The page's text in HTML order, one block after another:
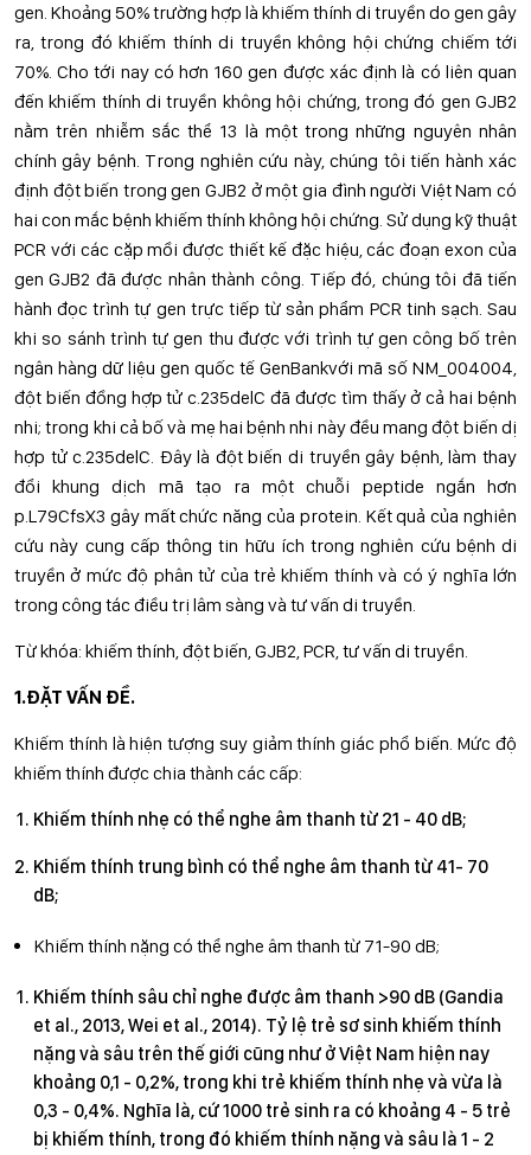
gen. Khoảng 50% trường hợp là khiếm thính di truyền do gen gây
ra, trong đó khiếm thính di truyền không hội chứng chiếm tới
70%. Cho tới nay có hơn 160 gen được xác định là có liên quan
đến khiếm thính di truyền không hội chứng, trong đó gen GJB2
nằm trên nhiễm sắc thể 13 là một trong những nguyên nhân
chính gây bệnh. Trong nghiên cứu này, chúng tôi tiến hành xác
định đột biến trong gen GJB2 ở một gia đình người Việt Nam có
hai con mắc bệnh khiếm thính không hội chứng. Sử dụng kỹ thuật
PCR với các cặp mồi được thiết kế đặc hiệu, các đoạn exon của
gen GJB2 đã được nhân thành công. Tiếp đó, chúng tôi đã tiến
hành đọc trình tự gen trực tiếp từ sản phẩm PCR tinh sạch. Sau
khi so sánh trình tự gen thu được với trình tự gen công bố trên
ngân hàng dữ liệu gen quốc tế GenBankvới mã số NM_004004,
đột biến đồng hợp tử c.235delC đã được tìm thấy ở cả hai bệnh
nhi; trong khi cả bố và mẹ hai bệnh nhi này đều mang đột biến dị
hợp tử c.235delC. Đây là đột biến di truyền gây bệnh, làm thay
đổi khung dịch mã tạo ra một chuỗi peptide ngắn hơn
p.L79CfsX3 gây mất chức năng của protein. Kết quả của nghiên
cứu này cung cấp thông tin hữu ích trong nghiên cứu bệnh di
truyền ở mức độ phân tử của trẻ khiếm thính và có ý nghĩa lớn
trong công tác điều trị lâm sàng và tư vấn di truyền.
Từ khóa: khiếm thính, đột biến, GJB2, PCR, tư vấn di truyền.
1.ĐẶT VẤN ĐỀ.
Khiếm thính là hiện tượng suy giảm thính giác phổ biến. Mức độ
khiếm thính được chia thành các cấp:
Khiếm thính nhẹ có thể nghe âm thanh từ 21 - 40 dB;
Khiếm thính trung bình có thể nghe âm thanh từ 41- 70
dB;
Khiếm thính nặng có thể nghe âm thanh từ 71-90 dB;
Khiếm thính sâu chỉ nghe được âm thanh >90 dB (Gandia
et al., 2013, Wei et al., 2014). Tỷ lệ trẻ sơ sinh khiếm thính
nặng và sâu trên thế giới cũng như ở Việt Nam hiện nay
khoảng 0,1 - 0,2%, trong khi trẻ khiếm thính nhẹ và vừa là
0,3 - 0,4%. Nghĩa là, cứ 1000 trẻ sinh ra có khoảng 4 - 5 trẻ
bị khiếm thính, trong đó khiếm thính nặng và sâu là 1 - 2